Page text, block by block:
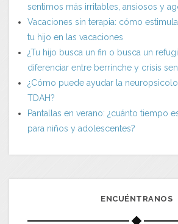
sentimos más irritables, ansiosos y
Vacaciones sin terapia: cómo
tu hijo en las vacaciones
¿Tu hijo busca un fin o busca un
diferenciar entre berrinche y crisis
¿Cómo puede ayudar la
TDAH?
Pantallas en verano: ¿cuánto tiempo
para niños y adolescentes?
ENCUÉNTRANOS